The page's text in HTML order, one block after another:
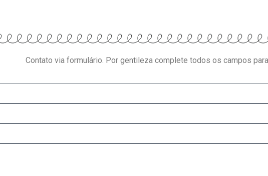
Contato via formulário. Por gentileza complete todos os campos